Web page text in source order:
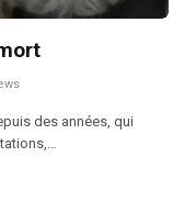
des années, qui